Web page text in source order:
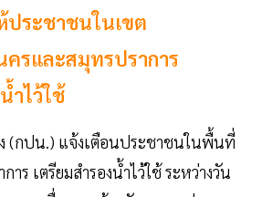
ประชาชนในเขต
ครและสมุทรปราการ
ำไว้ใช้
(กปน.) แจ้งเตือนประชาชนในพื้นที่
ร เตรียมสำรองน้ำไว้ใช้ ระหว่างวัน